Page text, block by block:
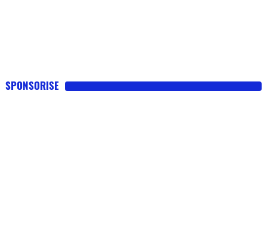
SPONSORISE